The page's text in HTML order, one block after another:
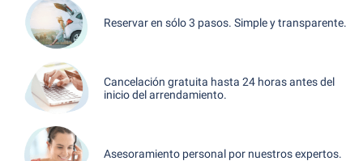
Reservar en sólo 3 pasos. Simple y transparente.
Cancelación gratuita hasta 24 horas antes del
inicio del arrendamiento.
Asesoramiento personal por nuestros expertos.